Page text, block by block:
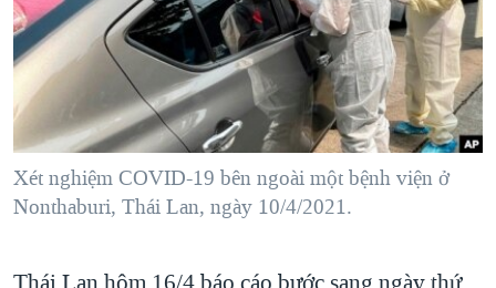
"Tìm"NGƯỜI VIỆT HẢI NGOẠI
ĐỜI SỐNG
KHOA HỌC
SỨC KHOẺ
VĂN HOÁ
TẠI
HÀNH TRÌNH BẦU CỬ 2024
MỘT NĂM CHIẾN TRANH TẠI DẢI GAZA
GIẢI MÃ VÀNH ĐAI & CON ĐƯỜNG
TRỊNH VĨNH BÌNH - NGƯỜI HẠ 'BÊN THẮNG CUỘC'
VIDEO
NGHE
MẠNG XÃ HỘI
Ngôn ngữ khác
Xét nghiệm COVID-19 bên ngoài một bệnh viện ở
Nonthaburi, Thái Lan, ngày 10/4/2021.